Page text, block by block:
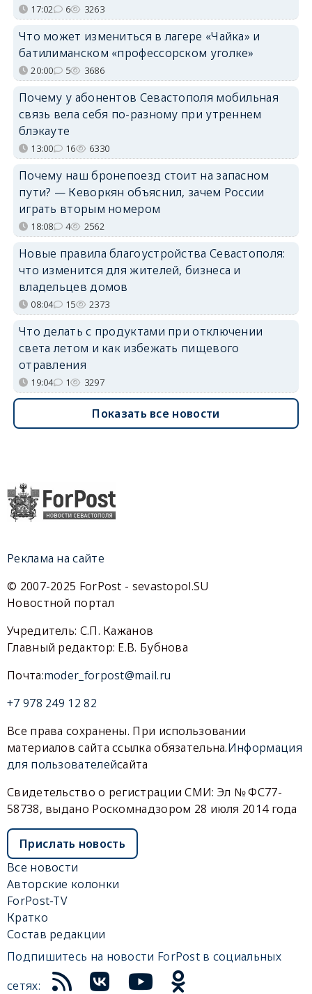
17:02 6 3263
Что может измениться в лагере «Чайка» и
батилиманском «профессорском уголке»
20:00 5 3686
Почему у абонентов Севастополя мобильная
связь вела себя по-разному при утреннем
блэкауте
13:00 16 6330
Почему наш бронепоезд стоит на запасном
пути? — Кеворкян объяснил, зачем России
играть вторым номером
18:08 4 2562
Новые правила благоустройства Севастополя:
что изменится для жителей, бизнеса и
владельцев домов
08:04 15 2373
Что делать с продуктами при отключении
света летом и как избежать пищевого
отравления
19:04 1 3297
Показать все новости
Реклама на сайте
© 2007-2025 ForPost - sevastopol.SU
Новостной портал
Учредитель: С.П. Кажанов
Главный редактор: Е.В. Бубнова
Почта:moder_forpost@mail.ru
+7 978 249 12 82
Все права сохранены. При использовании
материалов сайта ссылка обязательна.Информация
для пользователейсайта
Свидетельство о регистрации СМИ: Эл № ФС77-
58738, выдано Роскомнадзором 28 июля 2014 года
Прислать новость
Все новости
Авторские колонки
ForPost-TV
Кратко
Состав редакции
Подпишитесь на новости ForPost в социальных
сетях: